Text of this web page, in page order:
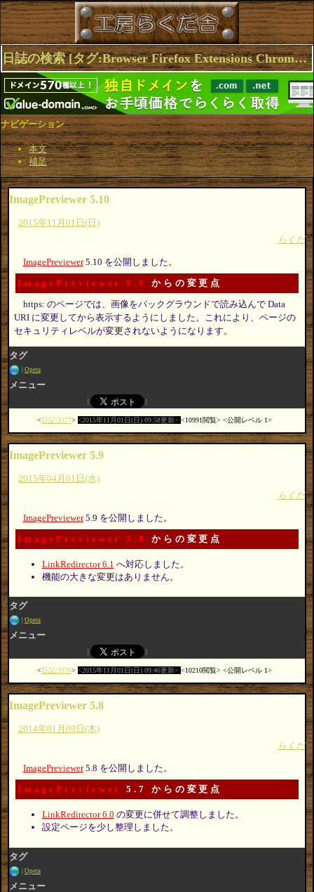
日誌の検索 [タグ:Browser Firefox Extensions Chrome ImagePreviewer] 1～4(4件中)
ナビゲーション
本文
補足
ImagePreviewer 5.10
2015年11月01日(日)
らくだ
ImagePreviewer5.10 を公開しました。
ImagePreviewer 5.9 からの変更点
https: のページでは、画像をバックグラウンドで読み込んで Data
URI に変更してから表示するようにしました。これにより、ページの
セキュリティレベルが変更されないようになります。
タグ
Opera
メニュー
日記:3377 2015年11月01日(日) 09:58更新 10991閲覧 公開レベル 1
ImagePreviewer 5.9
2015年04月01日(水)
らくだ
ImagePreviewer5.9 を公開しました。
ImagePreviewer 5.8 からの変更点
LinkRedirector 6.1 へ対応しました。
機能の大きな変更はありません。
タグ
Opera
メニュー
日記:3376 2015年11月01日(日) 09:46更新 10210閲覧 公開レベル 1
ImagePreviewer 5.8
2014年01月09日(木)
らくだ
ImagePreviewer5.8 を公開しました。
ImagePreviewer 5.7 からの変更点
LinkRedirector 6.0 の変更に併せて調整しました。
設定ページを少し整理しました。
タグ
Opera
メニュー